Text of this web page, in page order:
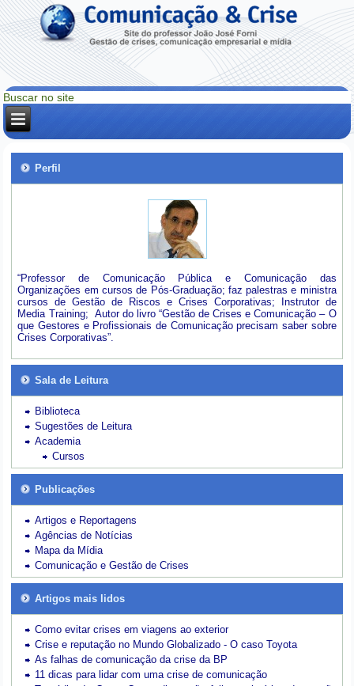
Perfil
“Professor de Comunicação Pública e Comunicação das
Organizações em cursos de Pós-Graduação; faz palestras e ministra
cursos de Gestão de Riscos e Crises Corporativas; Instrutor de
Media Training; Autor do livro “Gestão de Crises e Comunicação – O
que Gestores e Profissionais de Comunicação precisam saber sobre
Crises Corporativas”.
Sala de Leitura
Biblioteca
Sugestões de Leitura
Academia
Cursos
Publicações
Artigos e Reportagens
Agências de Notícias
Mapa da Mídia
Comunicação e Gestão de Crises
Artigos mais lidos
Como evitar crises em viagens ao exterior
Crise e reputação no Mundo Globalizado - O caso Toyota
As falhas de comunicação da crise da BP
11 dicas para lidar com uma crise de comunicação